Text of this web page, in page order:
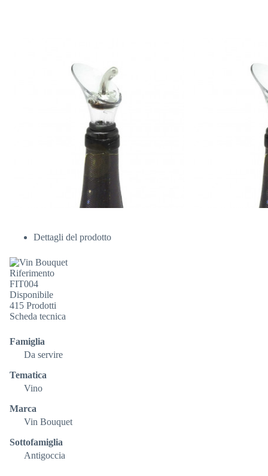
Dettagli del prodotto
Riferimento
FIT004
Disponibile
415 Prodotti
Scheda tecnica
Famiglia
Da servire
Tematica
Vino
Marca
Vin Bouquet
Sottofamiglia
Antigoccia